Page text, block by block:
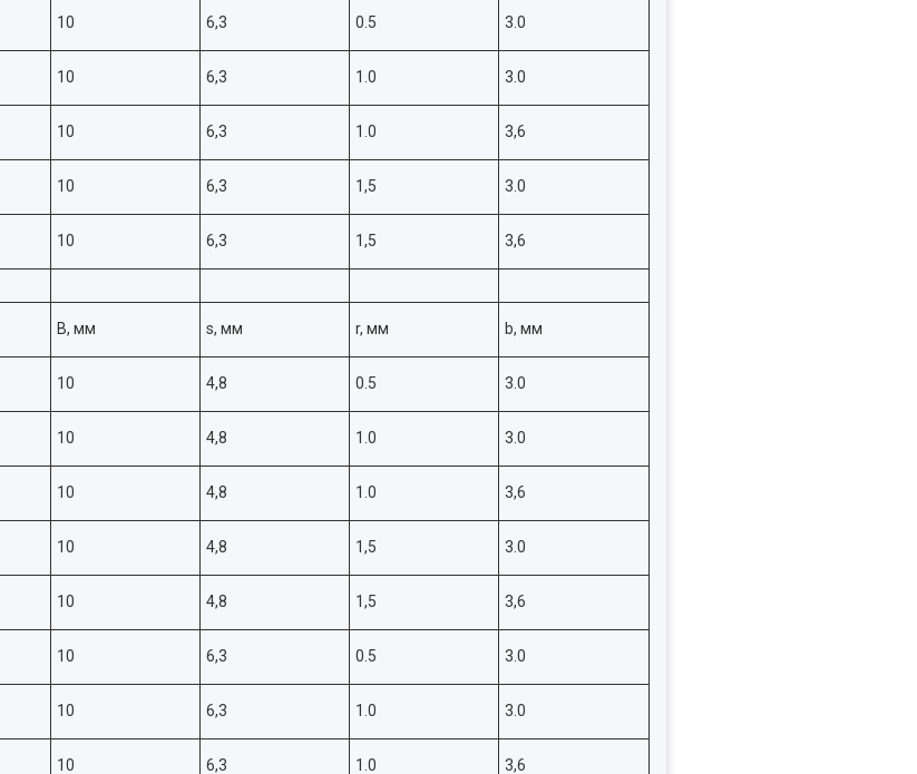
10 6,3 0.5 3.0
10 6,3 1.0 3.0
10 6,3 1.0 3,6
10 6,3 1,5 3.0
10 6,3 1,5 3,6
B, мм s, мм r, мм b, мм
10 4,8 0.5 3.0
10 4,8 1.0 3.0
10 4,8 1.0 3,6
10 4,8 1,5 3.0
10 4,8 1,5 3,6
10 6,3 0.5 3.0
10 6,3 1.0 3.0
10 6,3 1.0 3,6